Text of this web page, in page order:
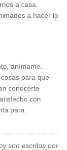
a casa.
a hacer lo
anímame.
para que
conocerte
con
para
son escritos por